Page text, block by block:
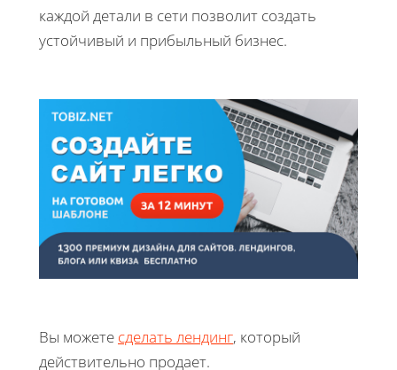
каждой детали в сети позволит создать
устойчивый и прибыльный бизнес.
Вы можете сделать лендинг, который
действительно продает.